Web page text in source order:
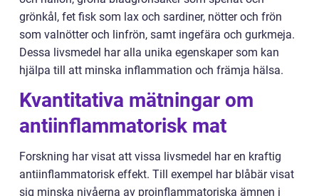
grönkål, fet fisk som lax och sardiner, nötter och frön
som valnötter och linfrön, samt ingefära och gurkmeja.
Dessa livsmedel har alla unika egenskaper som kan
hjälpa till att minska inflammation och främja hälsa.
Kvantitativa mätningar om
antiinflammatorisk mat
Forskning har visat att vissa livsmedel har en kraftig
antiinflammatorisk effekt. Till exempel har blåbär visat
sig minska nivåerna av proinflammatoriska ämnen i